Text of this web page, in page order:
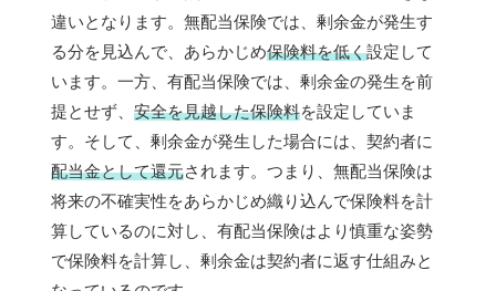
違いとなります。無配当保険では、剰余金が発生す
る分を見込んで、あらかじめ保険料を低く設定して
います。一方、有配当保険では、剰余金の発生を前
提とせず、 安全を見越した保険料を設定していま
す。そして、剰余金が発生した場合には、契約者に
配当金として還元されます。つまり、無配当保険は
将来の不確実性をあらかじめ織り込んで保険料を計
算しているのに対し、有配当保険はより慎重な姿勢
で保険料を計算し、剰余金は契約者に返す仕組みと